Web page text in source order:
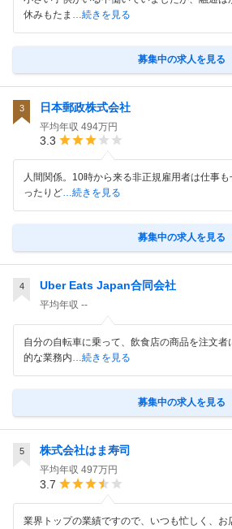
休みもたま …続きを見る
募集中の求人を見る
3 日本郵政株式会社
平均年収 494万円
3.3
人間関係。10時から来る非正規雇用者は仕事
ったりど…続きを見る
募集中の求人を見る
4 Uber Eats Japan合同会社
平均年収 --
自分の自転車に乗って、飲食店の商品を注文
的な業務内…続きを見る
募集中の求人を見る
5 株式会社はま寿司
平均年収 497万円
3.7
業界トップの業績ですので、いつも忙しく、お